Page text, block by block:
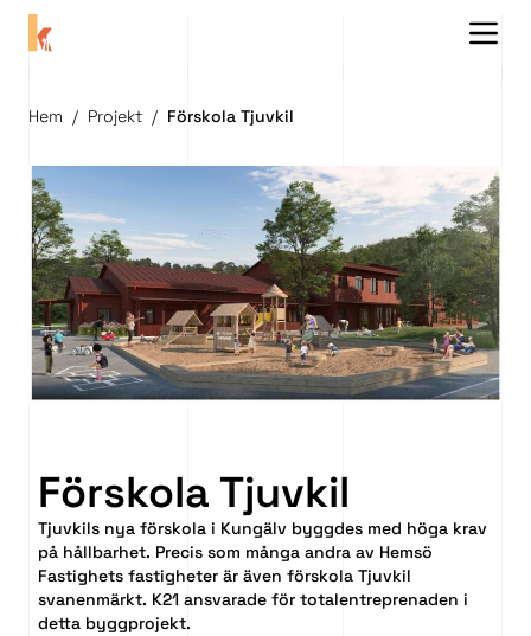
Hem / Projekt / Förskola Tjuvkil
Förskola Tjuvkil
Tjuvkils nya förskola i Kungälv byggdes med höga krav
på hållbarhet. Precis som många andra av Hemsö
Fastighets fastigheter är även förskola Tjuvkil
svanenmärkt. K21 ansvarade för totalentreprenaden i
detta byggprojekt.